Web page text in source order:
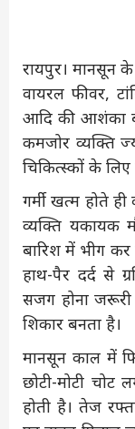
रायपुर। मानसून
वायरल फीवर,
आदि की आशंका
कमजोर व्यक्ति
चिकित्स्कों के
गर्मी खत्म होते
व्यक्ति यकायक
बारिश में भीग कर
हाथ-पैर दर्द से
सजग होना
शिकार बनता है।
मानसून काल में
छोटी-मोटी चोट
होती है। तेज